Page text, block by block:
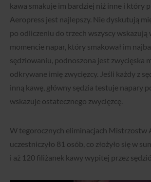
kawa smakuje im bardziej niż inne i który
Aeropress jest najlepszy. Nie dyskutują
po odliczeniu do trzech wszyscy wskazują
momencie napar, który smakował im
sędziowaniu, podnoszona jest zwycięska
odkrywane imię zwycięzcy. Jeśli każdy z
inną kawę, główny sędzia testuje napary
wskazuje ostatecznego zwycięzcę.
W tegorocznych eliminacjach Mistrzostw
uczestniczyło 81 osób, co złożyło się w
i aż 120 filiżanek kawy wypitej przez